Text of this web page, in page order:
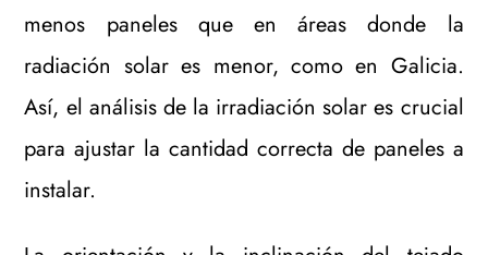
menos paneles que en áreas donde la
radiación solar es menor, como en Galicia.
Así, el análisis de la irradiación solar es crucial
para ajustar la cantidad correcta de paneles a
instalar.